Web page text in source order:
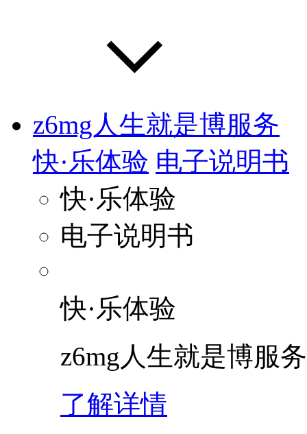
z6mg人生就是博服务
快·乐体验 电子说明书
快·乐体验
电子说明书
快·乐体验
z6mg人生就是博服
了解详情